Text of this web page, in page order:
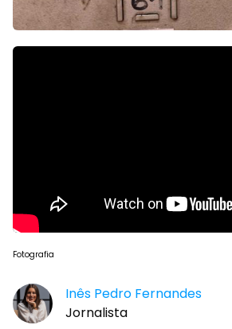
Fotografia
Inês Pedro Fernandes
Jornalista